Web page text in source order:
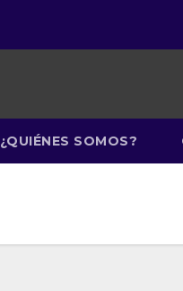
¿QUIÉNES SOMOS?